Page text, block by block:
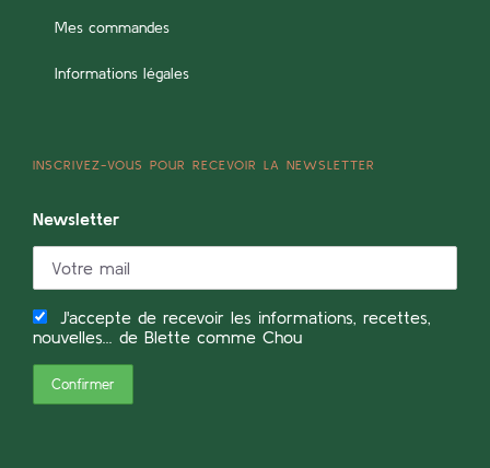
Mes commandes
Informations légales
INSCRIVEZ-VOUS POUR RECEVOIR LA NEWSLETTER
Newsletter
J'accepte de recevoir les informations, recettes,
nouvelles... de Blette comme Chou